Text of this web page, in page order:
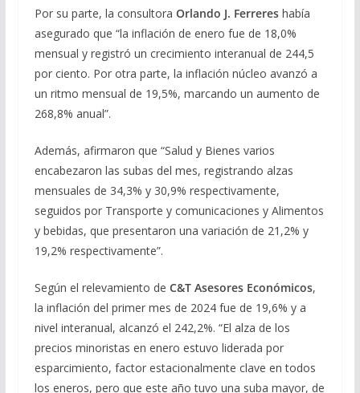
Por su parte, la consultora Orlando J. Ferreres había
asegurado que “la inflación de enero fue de 18,0%
mensual y registró un crecimiento interanual de 244,5
por ciento. Por otra parte, la inflación núcleo avanzó a
un ritmo mensual de 19,5%, marcando un aumento de
268,8% anual”.
Además, afirmaron que “Salud y Bienes varios
encabezaron las subas del mes, registrando alzas
mensuales de 34,3% y 30,9% respectivamente,
seguidos por Transporte y comunicaciones y Alimentos
y bebidas, que presentaron una variación de 21,2% y
19,2% respectivamente”.
Según el relevamiento de C&T Asesores Económicos,
la inflación del primer mes de 2024 fue de 19,6% y a
nivel interanual, alcanzó el 242,2%. “El alza de los
precios minoristas en enero estuvo liderada por
esparcimiento, factor estacionalmente clave en todos
los eneros, pero que este año tuvo una suba mayor, de